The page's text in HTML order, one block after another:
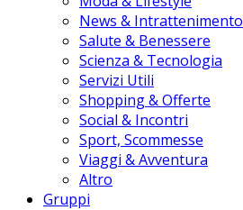
News & Intrattenimento
Salute & Benessere
Scienza & Tecnologia
Servizi Utili
Shopping & Offerte
Social & Incontri
Sport, Scommesse
Viaggi & Avventura
Altro
Gruppi